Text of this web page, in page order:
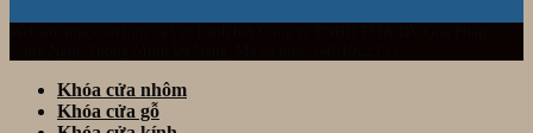
Khóa cửa nhôm
Khóa cửa gỗ